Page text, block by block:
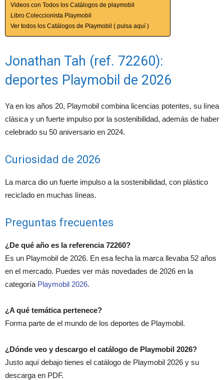
Videos con Todos los Catálogos de playmobil
Libro Coleccionista Playmobil
Ver todos los Catálogos de Playmobil ( pulsa aquí )
Jonathan Tah (ref. 72260):
deportes Playmobil de 2026
Ya en los años 20, Playmobil combina licencias potentes, su línea
clásica y un fuerte impulso por la sostenibilidad, además de haber
celebrado su 50 aniversario en 2024.
Curiosidad de 2026
La marca dio un fuerte impulso a la sostenibilidad, con plástico
reciclado en muchas líneas.
Preguntas frecuentes
¿De qué año es la referencia 72260?
Es un Playmobil de 2026. En esa fecha la marca llevaba 52 años
en el mercado. Puedes ver más novedades de 2026 en la
categoría Playmobil 2026.
¿A qué temática pertenece?
Forma parte de el mundo de los deportes de Playmobil.
¿Dónde veo y descargo el catálogo de Playmobil 2026?
Justo aquí debajo tienes el catálogo de Playmobil 2026 y su
descarga en PDF.